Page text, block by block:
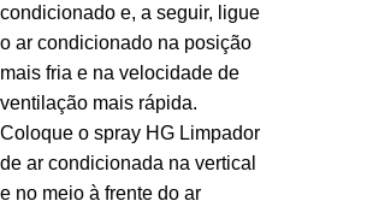
condicionado e, a seguir, ligue
o ar condicionado na posição
mais fria e na velocidade de
ventilação mais rápida.
Coloque o spray HG Limpador
de ar condicionada na vertical
e no meio à frente do ar